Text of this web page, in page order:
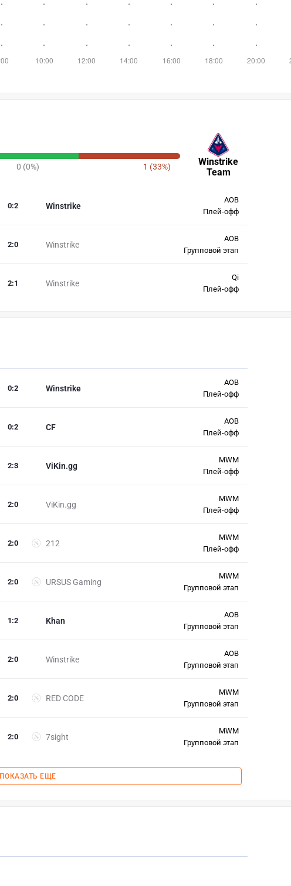
Winstrike
Team
0 (0%) 1 (33%)
Winstrike
0:2
AOB
Плей-офф
Winstrike
2:0
AOB
Групповой этап
Winstrike
2:1
Qi
Плей-офф
Winstrike
0:2
AOB
Плей-офф
CF
0:2
AOB
Плей-офф
ViKin.gg
2:3
MWM
Плей-офф
ViKin.gg
2:0
MWM
Плей-офф
212
2:0
MWM
Плей-офф
URSUS Gaming
2:0
MWM
Групповой этап
Khan
1 :2
AOB
Групповой этап
Winstrike
2:0
AOB
Групповой этап
RED CODE
2:0
MWM
Групповой этап
7sight
2:0
MWM
Групповой этап
ПОКАЗАТЬ ЕЩЕ